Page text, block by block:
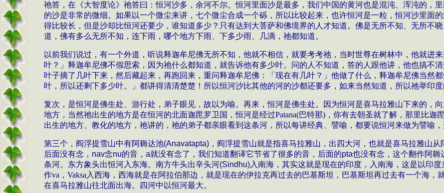
祂答，在《大智度论》祂答曰：恒河沙多，余河不尔。恒河里面沙是最多，我们中国的黄河也是混沌、浑沌的，
的沙是非常的微细。如果以一个微尘来讲，七个微尘合成一个砾，所以比较起来，也许恒河是一粒，恒河沙里面
得比较长，但是沙却比恒河还要少，谁知道多少？只有达到大菩萨和佛境界的人才知道。佛是无所不知、无所不
道，佛有多么无所不知，连下雨，哪个地方下雨、下多少雨、几滴，祂都知道。
以前我们说过，有一个外道，听说释迦牟尼佛无所不知，他就不相信，就要考考祂，当时世尊在树林中，他就进
叶？」释迦牟尼佛不假思索，因为祂什么都知道，就告诉他有多少叶。问的人不知道，答的人跟他讲，他也搞不
叶子摘了几叶下来，然后藏起来，再跑回来，重问释迦牟尼佛：「现在有几叶？」他做了什么，释迦牟尼佛当然
叶，所以还剩下多少叶。」都讲得清清楚楚！所以恒河沙比其他的河的沙都还要多，如来当然知道，所以祂举印度
复次，是恒河是佛生处、游行处，弟子眼见，故以为喻。再来，恒河是佛生处。因为恒河是喜马拉雅山下来的，
地方，当然祂出生的地方是在恒河的北面迦毘罗卫国，恒河是经过Patana(巴特那)，你有去朝圣就了解，那里比迦
出生的地方、教化的地方，祂讲的，祂的弟子都亲眼看到这条河，所以每讲经典、譬喻，都要说恒河来做为譬喻，
第三个，阎浮提雪山中有阿耨达池(Anavatapta) ，阎浮提雪山就是指喜马拉雅山，出四大河，也就是喜马拉雅山从
后面没有念， nav念nu的音， a就没有念了，我们知道翻译它节省了很多的音，后面的pta也没有念，这个翻作阿耨
条河。东方象头出恒河入东海。南方牛头出辛头河(Sindhu)入南海，其实这就是现在的印度， 入南海，这是以印
作va ， Vaksa 入西海，西海就是在阿拉伯那边，就是现在的伊拉克再过去的巴基斯坦，巴基斯坦再过去有一个海，
在喜马拉雅山往北面出海。四河中以恒河最大。